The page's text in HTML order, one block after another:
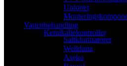
Unioner
Vattenbehandling
Kemikaliekontroller
Saltklorinatorer
Welldana
Aseko